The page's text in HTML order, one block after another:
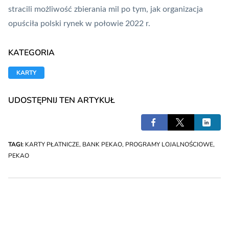
stracili możliwość zbierania mil po tym, jak organizacja
opuściła polski rynek w połowie 2022 r.
KATEGORIA
KARTY
UDOSTĘPNIJ TEN ARTYKUŁ
TAGI: KARTY PŁATNICZE, BANK PEKAO, PROGRAMY LOJALNOŚCIOWE,
PEKAO